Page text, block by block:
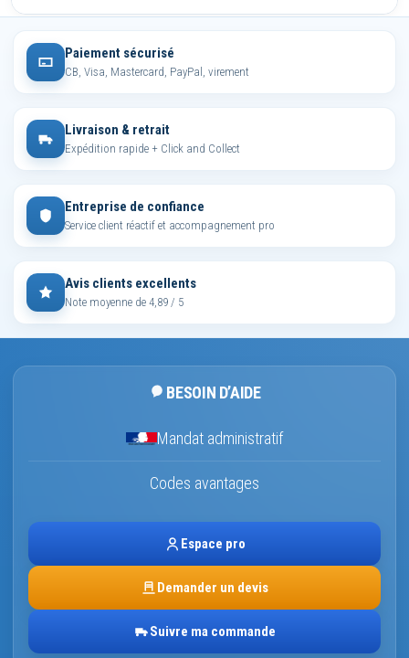
Paiement sécurisé
CB, Visa, Mastercard, PayPal, virement
Livraison & retrait
Expédition rapide + Click and Collect
Entreprise de confiance
Service client réactif et accompagnement pro
Avis clients excellents
Note moyenne de 4,89 / 5
BESOIN D’AIDE
Mandat administratif
Codes avantages
Espace pro
Demander un devis
Suivre ma commande